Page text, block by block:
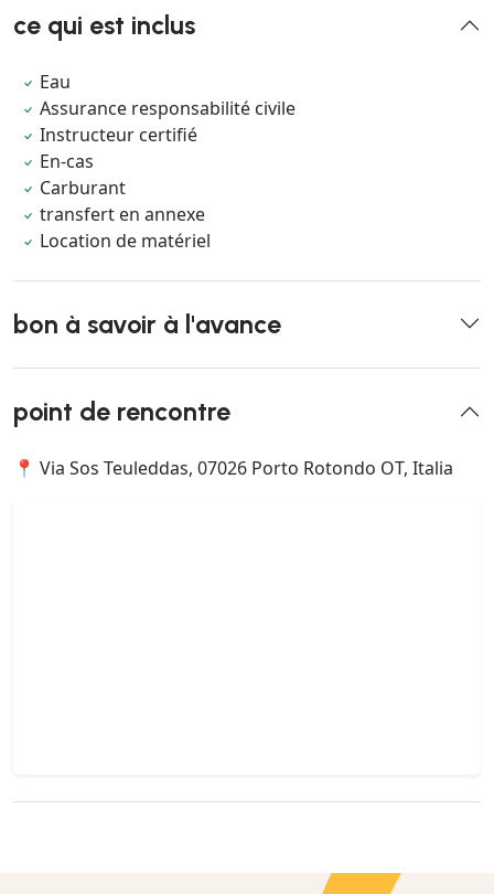
ce qui est inclus
Eau
Assurance responsabilité civile
Instructeur certifié
En-cas
Carburant
transfert en annexe
Location de matériel
bon à savoir à l'avance
point de rencontre
📍 Via Sos Teuleddas, 07026 Porto Rotondo OT, Italia